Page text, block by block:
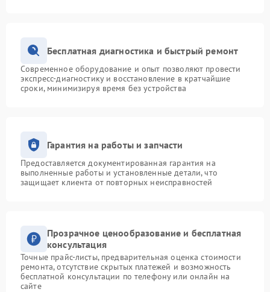
Бесплатная диагностика и быстрый ремонт
Современное оборудование и опыт позволяют провести
экспресс-диагностику и восстановление в кратчайшие
сроки, минимизируя время без устройства
Гарантия на работы и запчасти
Предоставляется документированная гарантия на
выполненные работы и установленные детали, что
защищает клиента от повторных неисправностей
Прозрачное ценообразование и бесплатная
консультация
Точные прайс-листы, предварительная оценка стоимости
ремонта, отсутствие скрытых платежей и возможность
бесплатной консультации по телефону или онлайн на
сайте